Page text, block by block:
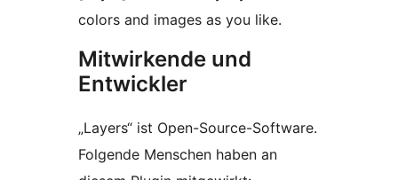
colors and images as you like.
Mitwirkende und
Entwickler
„Layers“ ist Open-Source-Software.
Folgende Menschen haben an